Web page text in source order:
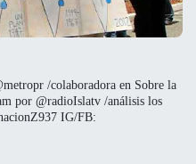
/colaboradora en Sobre la
por @radioIslatv /análisis los
IG/FB: